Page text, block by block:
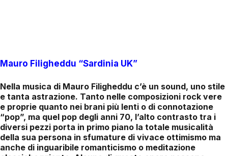
Mauro Filigheddu “Sardinia UK”
Nella musica di Mauro Filigheddu c’è un sound, uno stile
e tanta astrazione. Tanto nelle composizioni rock vere
e proprie quanto nei brani più lenti o di connotazione
“pop”, ma quel pop degli anni 70, l’alto contrasto tra i
diversi pezzi porta in primo piano la totale musicalità
della sua persona in sfumature di vivace ottimismo ma
anche di inguaribile romanticismo o meditazione